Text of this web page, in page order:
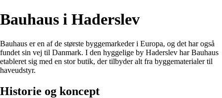
Bauhaus i Haderslev
Bauhaus er en af de største byggemarkeder i Europa, og det har også
fundet sin vej til Danmark. I den hyggelige by Haderslev har Bauhaus
etableret sig med en stor butik, der tilbyder alt fra byggematerialer til
haveudstyr.
Historie og koncept